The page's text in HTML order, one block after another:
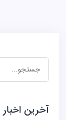
جستجو
برای:
آخرین اخبار